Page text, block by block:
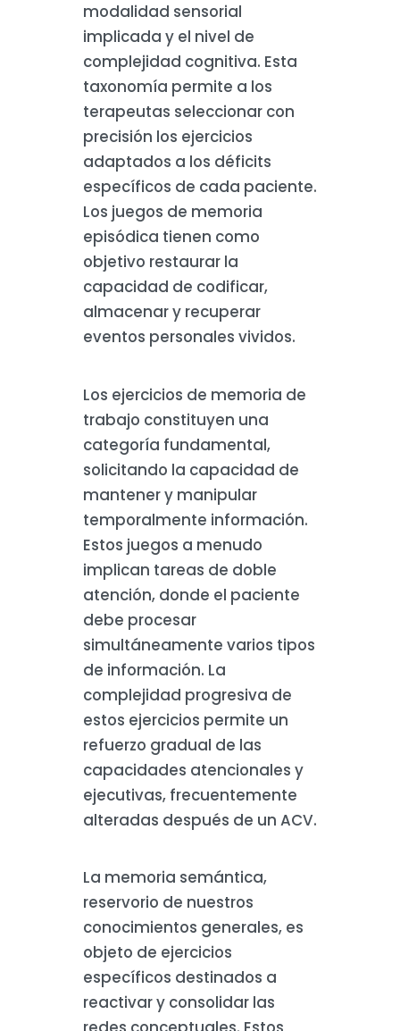
modalidad sensorial
implicada y el nivel de
complejidad cognitiva. Esta
taxonomía permite a los
terapeutas seleccionar con
precisión los ejercicios
adaptados a los déficits
específicos de cada paciente.
Los juegos de memoria
episódica tienen como
objetivo restaurar la
capacidad de codificar,
almacenar y recuperar
eventos personales vividos.
Los ejercicios de memoria de
trabajo constituyen una
categoría fundamental,
solicitando la capacidad de
mantener y manipular
temporalmente información.
Estos juegos a menudo
implican tareas de doble
atención, donde el paciente
debe procesar
simultáneamente varios tipos
de información. La
complejidad progresiva de
estos ejercicios permite un
refuerzo gradual de las
capacidades atencionales y
ejecutivas, frecuentemente
alteradas después de un ACV.
La memoria semántica,
reservorio de nuestros
conocimientos generales, es
objeto de ejercicios
específicos destinados a
reactivar y consolidar las